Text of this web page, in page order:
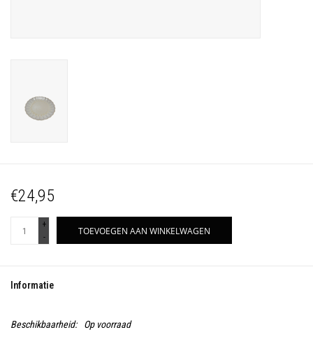
€24,95
+
-
TOEVOEGEN AAN WINKELWAGEN
Informatie
Beschikbaarheid: Op voorraad